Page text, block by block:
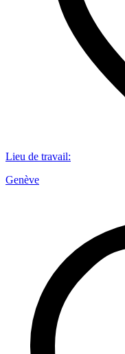
Lieu de travail:
Genève